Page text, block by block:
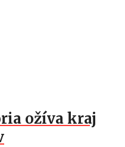
ožíva kraj